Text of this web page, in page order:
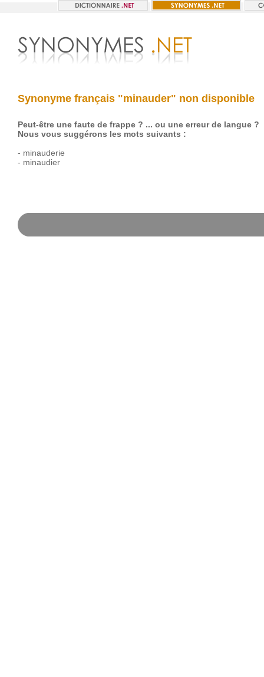
Synonyme français "minauder" non disponible
Peut-être une faute de frappe ? ... ou une erreur de langue ?
Nous vous suggérons les mots suivants :
- minauderie
- minaudier